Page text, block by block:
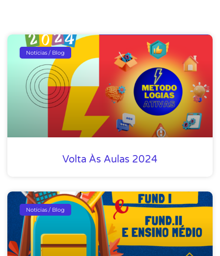
Notícias / Blog
Volta Às Aulas 2024
Notícias / Blog